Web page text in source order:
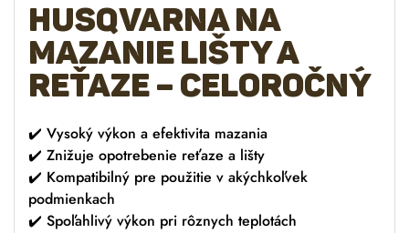
Husqvarna na
mazanie lišty a
reťaze – celoročný
✔️ Vysoký výkon a efektivita mazania
✔️ Znižuje opotrebenie reťaze a lišty
✔️ Kompatibilný pre použitie v akýchkoľvek
podmienkach
✔️ Spoľahlivý výkon pri rôznych teplotách